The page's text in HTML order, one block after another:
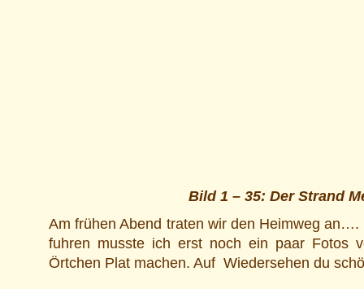
Bild 1 – 35: Der Strand
Am frühen Abend traten wir den Heimweg an….
fuhren musste ich erst noch ein paar Fotos
Örtchen Plat machen. Auf Wiedersehen du